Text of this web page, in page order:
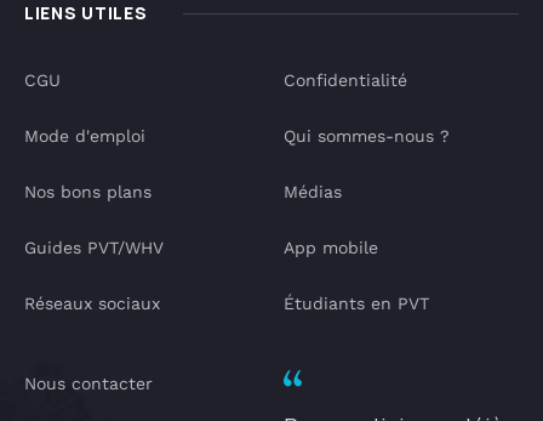
LIENS UTILES
CGU
Mode d'emploi
Nos bons plans
Guides PVT/WHV
Réseaux sociaux
Confidentialité
Qui sommes-nous ?
Médias
App mobile
Étudiants en PVT
Nous contacter